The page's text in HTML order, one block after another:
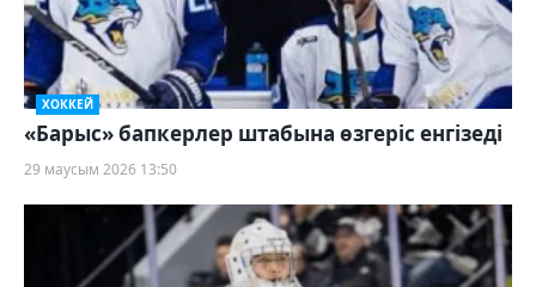
ХОККЕЙ
«Барыс» бапкерлер штабына өзгеріс енгізеді
29 маусым 2026 13:50